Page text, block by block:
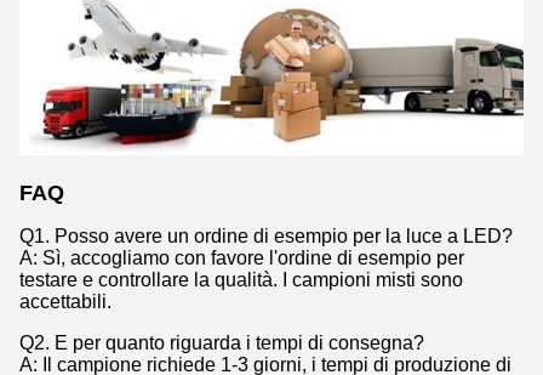
FAQ
Q1. Posso avere un ordine di esempio per la luce a LED?
A: Sì, accogliamo con favore l'ordine di esempio per
testare e controllare la qualità. I campioni misti sono
accettabili.
Q2. E per quanto riguarda i tempi di consegna?
A: Il campione richiede 1-3 giorni, i tempi di produzione di